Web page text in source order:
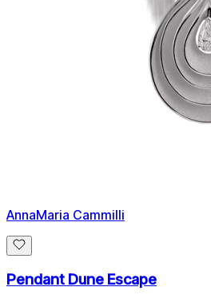
AnnaMaria Cammilli
Pendant Dune Escape